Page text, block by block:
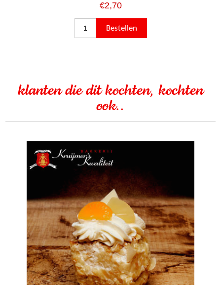
€2,70
klanten die dit kochten, kochten
ook..